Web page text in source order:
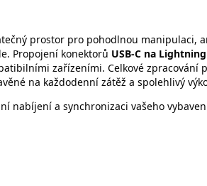
prostor pro pohodlnou manipulaci,
Propojení konektorů USB-C na Lightning
zařízeními. Celkové zpracování
na každodenní zátěž a spolehlivý
nabíjení a synchronizaci vašeho